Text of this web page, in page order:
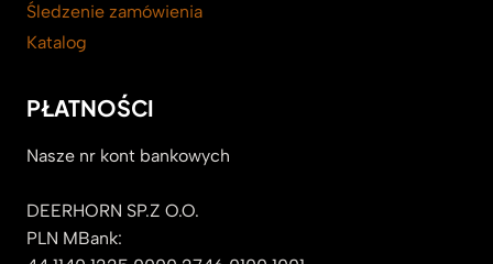
Śledzenie zamówienia
Katalog
PŁATNOŚCI
Nasze nr kont bankowych
DEERHORN SP.Z O.O.
PLN MBank: